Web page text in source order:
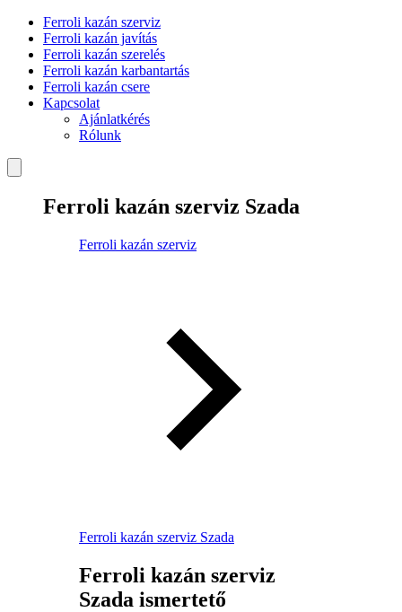
Ferroli kazán szerviz
Ferroli kazán javítás
Ferroli kazán szerelés
Ferroli kazán karbantartás
Ferroli kazán csere
Kapcsolat
Ajánlatkérés
Rólunk
Ferroli kazán szerviz Szada
Ferroli kazán szerviz
Ferroli kazán szerviz Szada
Ferroli kazán szerviz
Szada ismertető